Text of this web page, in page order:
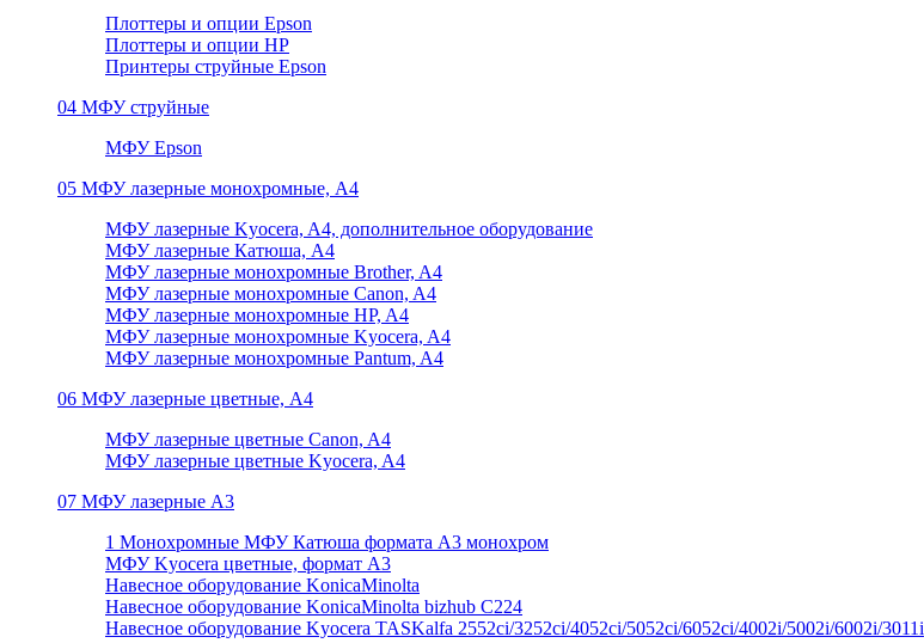
Плоттеры и опции Epson
Плоттеры и опции HP
Принтеры струйные Epson
04 МФУ струйные
МФУ Epson
05 МФУ лазерные монохромные, А4
МФУ лазерные Kyocera, A4, дополнительное оборудование
МФУ лазерные Катюша, А4
МФУ лазерные монохромные Brother, A4
МФУ лазерные монохромные Canon, A4
МФУ лазерные монохромные HP, A4
МФУ лазерные монохромные Kyocera, A4
МФУ лазерные монохромные Pantum, A4
06 МФУ лазерные цветные, А4
МФУ лазерные цветные Canon, A4
МФУ лазерные цветные Kyocera, A4
07 МФУ лазерные А3
1 Монохромные МФУ Катюша формата А3 монохром
МФУ Kyocera цветные, формат А3
Навесное оборудование KonicaMinolta
Навесное оборудование KonicaMinolta bizhub C224
Навесное оборудование Kyocera TASKalfa 2552ci/3252ci/4052ci/5052ci/6052ci/4002i/5002i/6002i/3011i